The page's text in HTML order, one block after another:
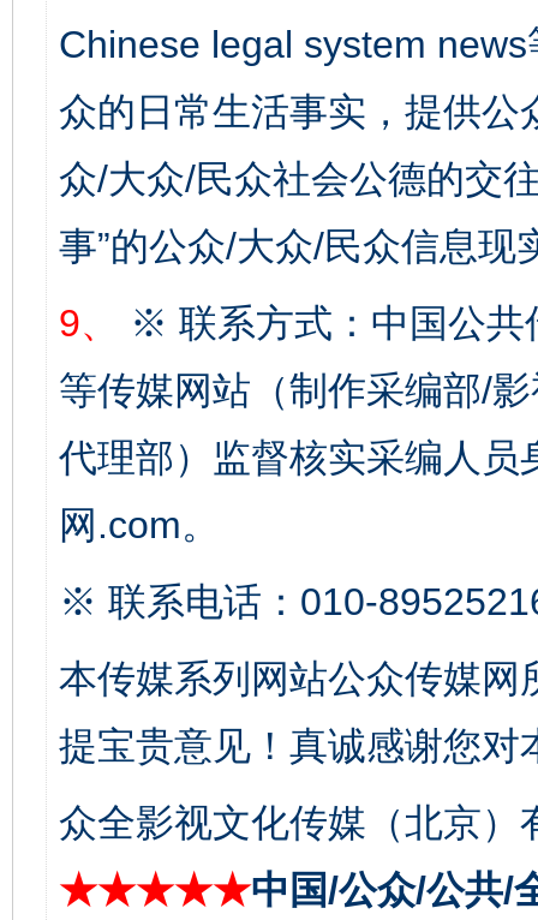
Chinese legal system
众的日常生活事实，提供
众/大众/民众社会公德的交
事”的公众/大众/民众信息现
9、
※ 联系方式：中国公共
等传媒网站（制作采编部/
代理部）监督核实采编人员
网.com。
※ 联系电话：010-
本传媒系列网站公众传媒
提宝贵意见！真诚感谢您
众全影视文化传媒（北京）
★★★★★中国/公众/公共/
完善运行机制助力责任有效落实 一纸欠